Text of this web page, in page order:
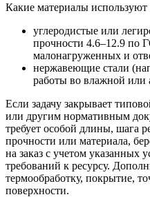
Какие материалы используют
углеродистые или
прочности 4.6–12.9 по
малонагруженных и
нержавеющие стали
работы во влажной или
Если задачу закрывает
или другим нормативным
требует особой длины, шага
прочности или материала,
на заказ с учетом указанных
требований к ресурсу.
термообработку, покрытие,
поверхности.